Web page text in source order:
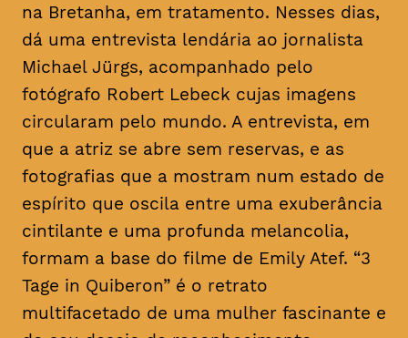
na Bretanha, em tratamento. Nesses dias,
dá uma entrevista lendária ao jornalista
Michael Jürgs, acompanhado pelo
fotógrafo Robert Lebeck cujas imagens
circularam pelo mundo. A entrevista, em
que a atriz se abre sem reservas, e as
fotografias que a mostram num estado de
espírito que oscila entre uma exuberância
cintilante e uma profunda melancolia,
formam a base do filme de Emily Atef. “3
Tage in Quiberon” é o retrato
multifacetado de uma mulher fascinante e